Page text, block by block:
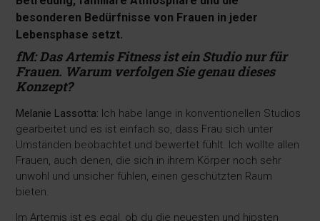
besonderen Bedürfnisse von Frauen in jeder
Lebensphase setzt.
fM: Das Artemis Fitness ist ein Studio nur für
Frauen. Warum verfolgen Sie genau dieses
Konzept?
Melanie Lassotta: Ich habe lange in konventionellen Studios
gearbeitet und es ist einfach so, dass Frau sich unter
Umständen beobachtet und bewertet fühlt. Ich wollte allen
Frauen, auch denen, die sich in ihrem Körper noch sehr
unwohl und unsicher fühlen, einen geschützten Raum
bieten.
Im Artemis ist es egal, ob du die neuesten und hipsten